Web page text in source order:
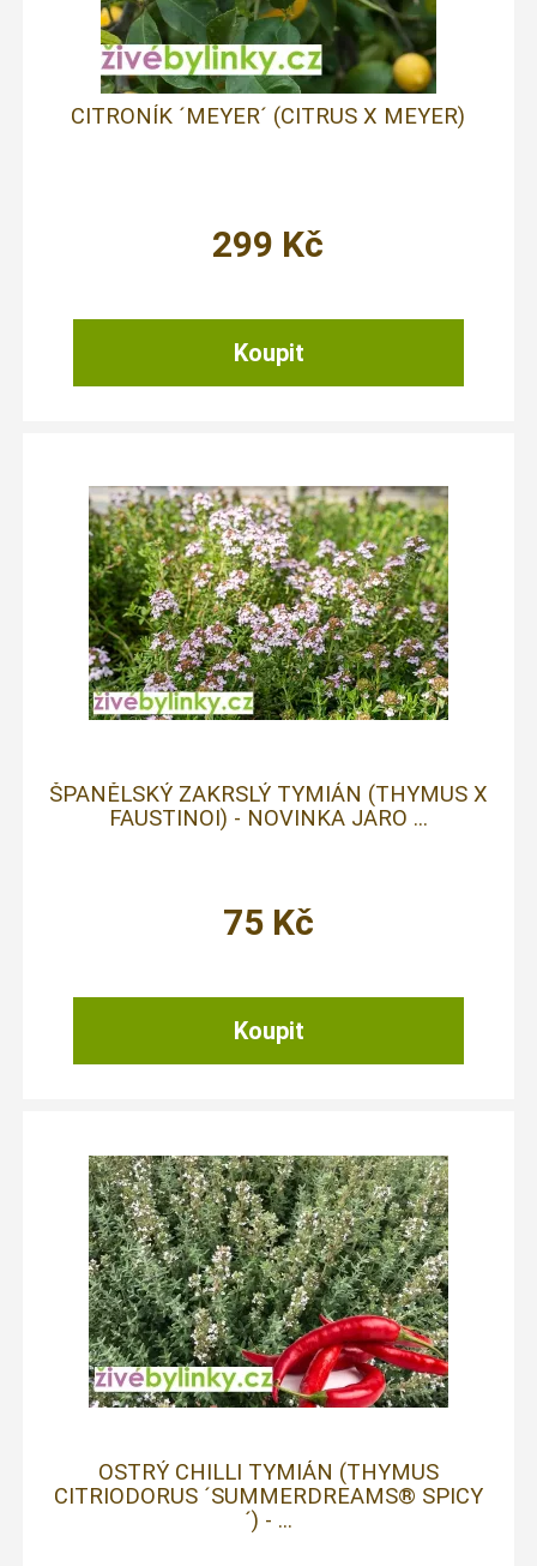
CITRONÍK ´MEYER´ (CITRUS X MEYER)
299 Kč
ŠPANĚLSKÝ ZAKRSLÝ TYMIÁN (THYMUS X
FAUSTINOI) - NOVINKA JARO ...
75 Kč
OSTRÝ CHILLI TYMIÁN (THYMUS
CITRIODORUS ´SUMMERDREAMS® SPICY
´) - ...